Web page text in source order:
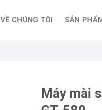
VỀ CHÚNG TÔI SẢN
Máy mài